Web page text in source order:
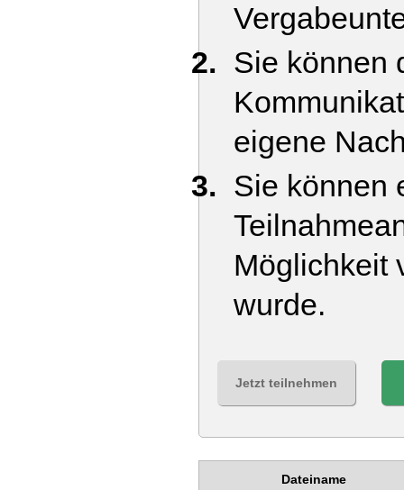
Sie können
eigene
Sie können
Möglichkeit
wurde.
Jetzt teilnehmen
Dateiname